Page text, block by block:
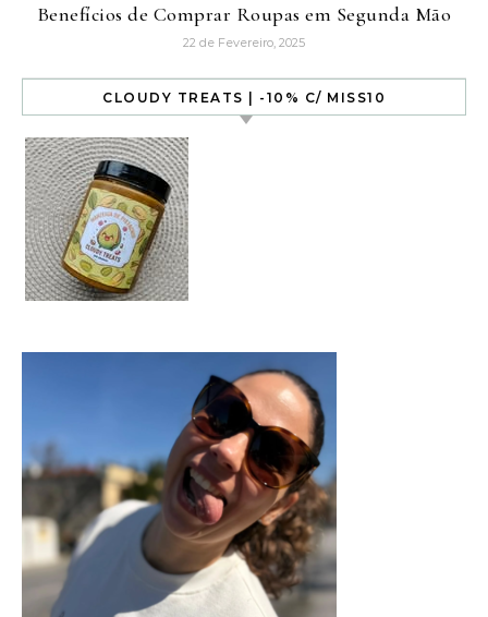
Benefícios de Comprar Roupas em Segunda Mão
22 de Fevereiro, 2025
CLOUDY TREATS | -10% C/ MISS10